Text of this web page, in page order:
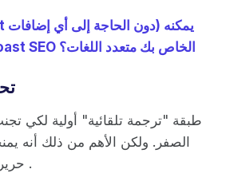
خارجية) أن يجعل Yoast SEO الخاص بك متعدد اللغات؟
2.
الصفر. ولكن الأهم من ذلك أنه
حرير تلك الترجمات لكي .